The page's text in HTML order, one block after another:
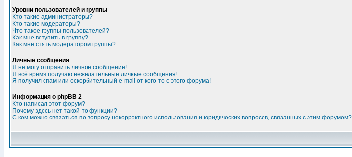
Уровни пользователей и группы
Кто такие администраторы?
Кто такие модераторы?
Что такое группы пользователей?
Как мне вступить в группу?
Как мне стать модератором группы?
Личные сообщения
Я не могу отправить личное сообщение!
Я всё время получаю нежелательные личные сообщения!
Я получил спам или оскорбительный e-mail от кого-то с этого форума!
Информация о phpBB 2
Кто написал этот форум?
Почему здесь нет такой-то функции?
С кем можно связаться по вопросу некорректного использования и юридических вопросов, связанных с этим форумом?